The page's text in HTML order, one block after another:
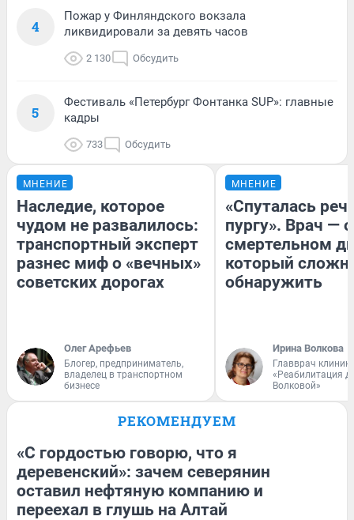
4
Пожар у Финляндского вокзала
ликвидировали за девять часов
2 130 Обсудить
5
Фестиваль «Петербург Фонтанка SUP»: главные
кадры
733 Обсудить
МНЕНИЕ
Наследие, которое
чудом не развалилось:
транспортный эксперт
разнес миф о «вечных»
советских дорогах
Олег Арефьев
Блогер, предприниматель,
владелец в транспортном
бизнесе
МНЕНИЕ
«Спуталась
пургу». Врач — о
смертельном
который
обнаружить
Ирина Волкова
Главврач
«Реабилитация
Волковой»
РЕКОМЕНДУЕМ
«С гордостью говорю, что я
деревенский»: зачем северянин
оставил нефтяную компанию и
переехал в глушь на Алтай